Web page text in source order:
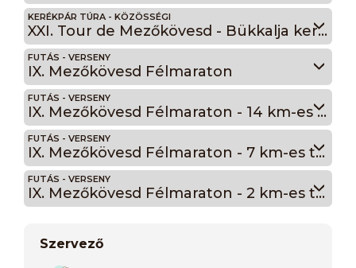
KERÉKPÁR TÚRA - KÖZÖSSÉGI
XXI. Tour de Mezőkövesd - Bükkalja kerékpártúra
FUTÁS - VERSENY
IX. Mezőkövesd Félmaraton
FUTÁS - VERSENY
IX. Mezőkövesd Félmaraton - 14 km-es táv
FUTÁS - VERSENY
IX. Mezőkövesd Félmaraton - 7 km-es táv
FUTÁS - VERSENY
IX. Mezőkövesd Félmaraton - 2 km-es táv
Szervező